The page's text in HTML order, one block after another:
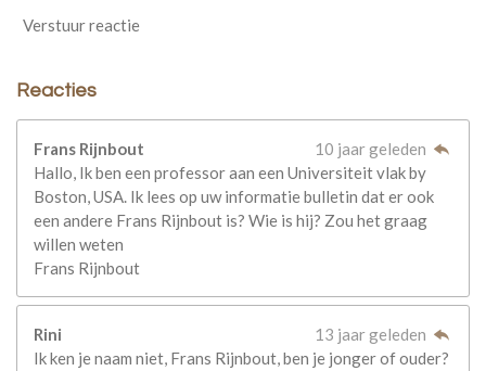
Verstuur reactie
Reacties
Frans Rijnbout
10 jaar geleden
Hallo, Ik ben een professor aan een Universiteit vlak by
Boston, USA. Ik lees op uw informatie bulletin dat er ook
een andere Frans Rijnbout is? Wie is hij? Zou het graag
willen weten
Frans Rijnbout
Rini
13 jaar geleden
Ik ken je naam niet, Frans Rijnbout, ben je jonger of ouder?